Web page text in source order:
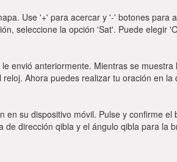
Use '+' para acercar y '-' botones para
seleccione la opción 'Sat'. Puede elegir
envió anteriormente. Mientras se
Ahora puedes realizar tu oración en
su dispositivo móvil. Pulse y confirme el
dirección qibla y el ángulo qibla para la